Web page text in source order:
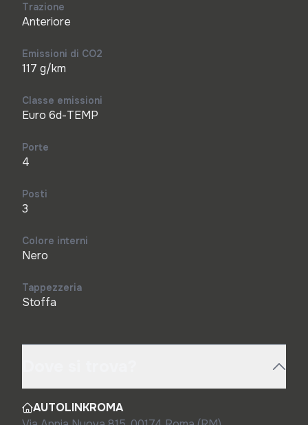
Trazione
Anteriore
Emissioni di CO2
117 g/km
Classe emissioni
Euro 6d-TEMP
Porte
4
Posti
3
Colore interni
Nero
Tappezzeria
Stoffa
AUTOLINKROMA